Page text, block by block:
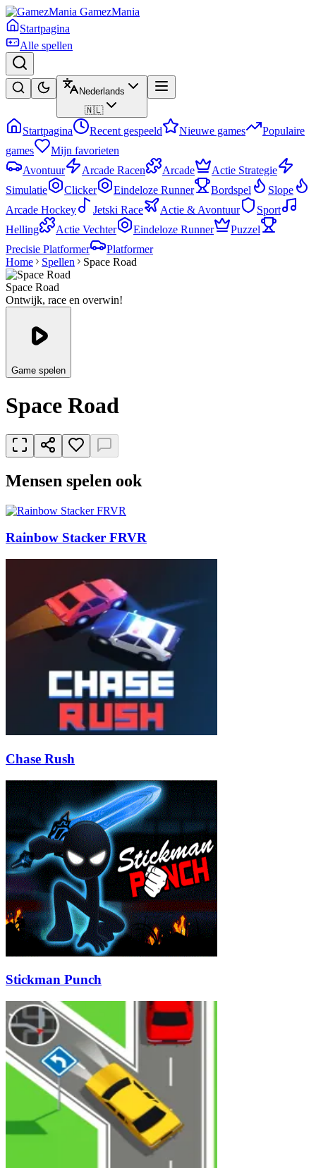
GamezMania
Startpagina
Alle spellen
Nederlands
🇳🇱
Startpagina Recent gespeeld Nieuwe games
Populaire
games
Mijn favorieten
Avontuur
Arcade Racen Arcade
Actie Strategie
Simulatie
Clicker Eindeloze Runner Bordspel
Slope
Arcade Hockey
Jetski Race Actie & Avontuur
Sport
Helling
Actie Vechter Eindeloze Runner
Puzzel
Precisie Platformer
Platformer
Home
Spellen Space Road
Space Road
Ontwijk, race en overwin!
Game spelen
Space Road
Mensen spelen ook
Rainbow Stacker FRVR
Chase Rush
Stickman Punch